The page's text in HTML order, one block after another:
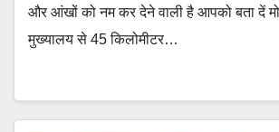
और आंखों को नम कर देने वाली है आपको बता दें
मुख्यालय से 45 किलोमीटर…